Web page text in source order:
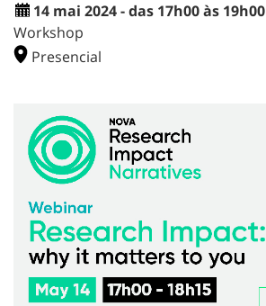
14 mai 2024 - das 17h00 às 19h00
Workshop
Presencial